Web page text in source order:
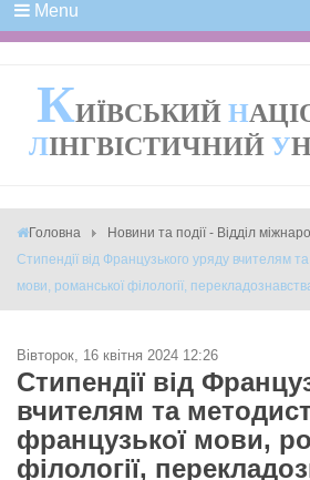
Menu
КИЇВСЬКИЙ Н
ЛІНГВІСТИЧНИЙ У
Головна
Новини та події - Відділ
Стипендії від Французького уряду вчителям
мови, романської філології,
Вівторок, 16 квітня 2024 12:26
Стипендії від
вчителям та
французької мови,
філології,